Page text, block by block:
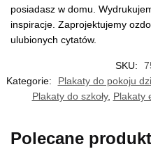
posiadasz w domu.
inspiracje. Zaprojektujemy
ulubionych cytatów.
SKU:
Kategorie:
Plakaty do pokoju
Plakaty do szkoły, Plakaty
Polecane